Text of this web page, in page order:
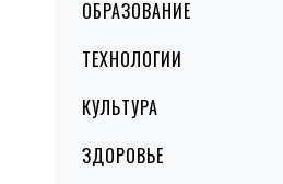
ОБРАЗОВАНИЕ
ТЕХНОЛОГИИ
КУЛЬТУРА
ЗДОРОВЬЕ